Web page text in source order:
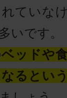
ていな
いです。
ッドや
るとい